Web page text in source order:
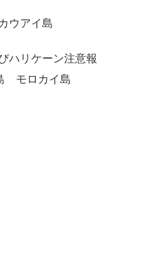
ウアイ島
ハリケーン注意報
モロカイ島